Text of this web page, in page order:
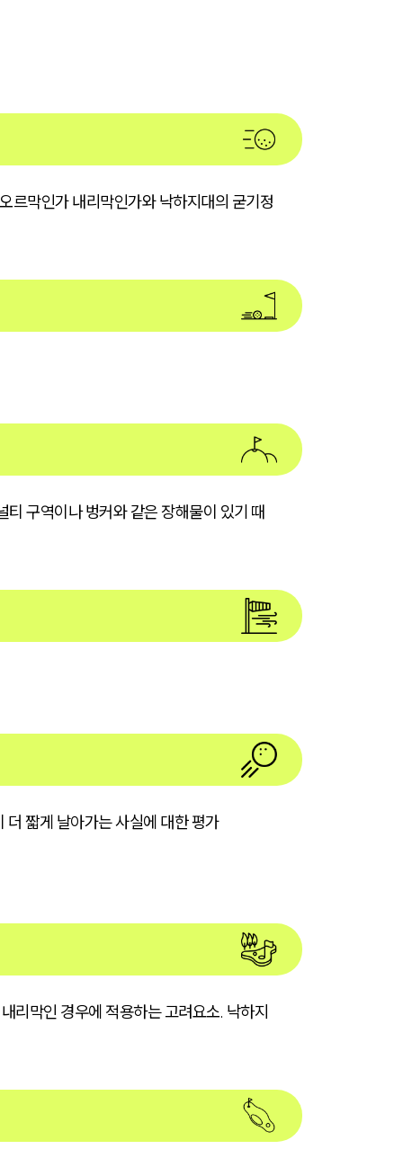
르막인가 내리막인가와 낙하지대의 굳기정
구역이나 벙커와 같은 장해물이 있기 때
짧게 날아가는 사실에 대한 평가
리막인 경우에 적용하는 고려요소. 낙하지